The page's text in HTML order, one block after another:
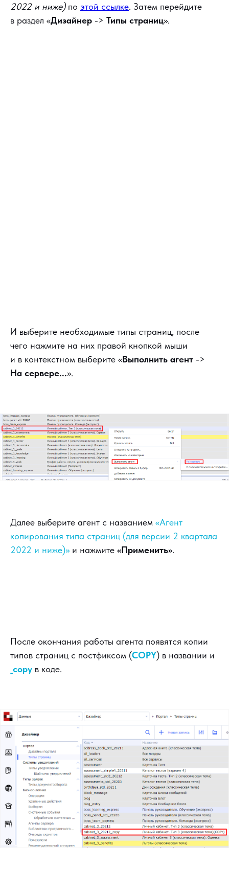
2022 и ниже)по этой ссылке. Затем перейдите
в раздел «Дизайнер -> Типы страниц».
И выберите необходимые типы страниц, после
чего нажмите на них правой кнопкой мыши
и в контекстном выберите «Выполнить агент ->
На сервере...».
Далее выберите агент с названием «Агент
копирования типа страниц (для версии 2 квартала
2022 и ниже)» и нажмите «Применить».
После окончания работы агента появятся копии
типов страниц с постфиксом (COPY) в названии и
_copy в коде.